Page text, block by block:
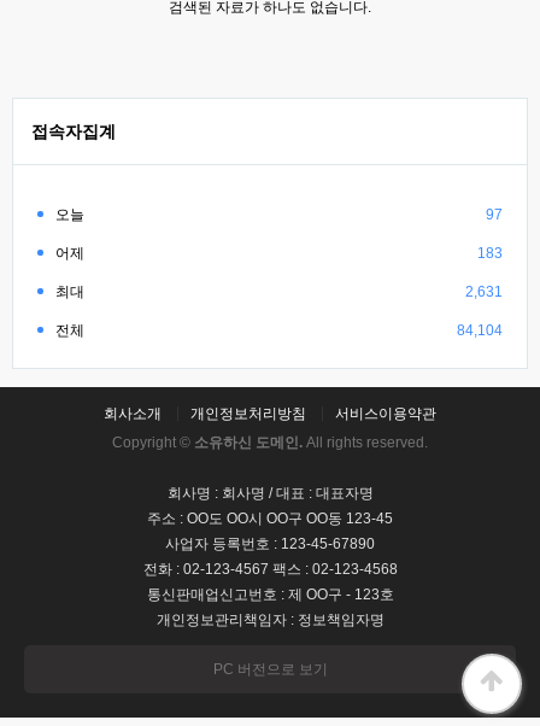
검색된 자료가 하나도 없습니다.
접속자집계
오늘 97
어제 183
최대 2,631
전체 84,104
회사소개 개인정보처리방침
서비스이용약관
Copyright © 소유하신 도메인. All rights reserved.
회사명 : 회사명 / 대표 : 대표자명
주소 : OO도 OO시 OO구 OO동 123-45
사업자 등록번호 : 123-45-67890
전화 : 02-123-4567 팩스 : 02-123-4568
통신판매업신고번호 : 제 OO구 - 123호
개인정보관리책임자 : 정보책임자명
PC 버전으로 보기